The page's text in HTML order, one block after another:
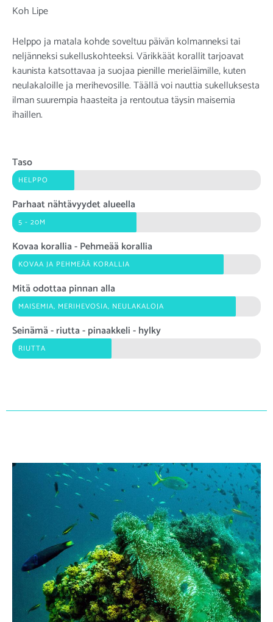
Koh Lipe
Helppo ja matala kohde soveltuu päivän kolmanneksi tai
neljänneksi sukelluskohteeksi. Värikkäät korallit tarjoavat
kaunista katsottavaa ja suojaa pienille merieläimille, kuten
neulakaloille ja merihevosille. Täällä voi nauttia sukelluksesta
ilman suurempia haasteita ja rentoutua täysin maisemia
ihaillen.
Taso
HELPPO
Parhaat nähtävyydet alueella
5 - 20M
Kovaa korallia - Pehmeää korallia
KOVAA JA PEHMEÄÄ KORALLIA
Mitä odottaa pinnan alla
MAISEMIA, MERIHEVOSIA, NEULAKALOJA
Seinämä - riutta - pinaakkeli - hylky
RIUTTA